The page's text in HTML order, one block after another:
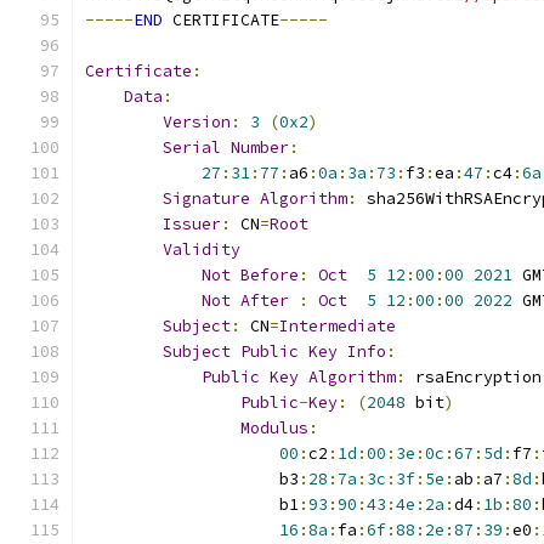
-----END CERTIFICATE-----
Certificate :
Data :
Version : 3 (0x2)
Serial Number:
27 : 31: 77 : a6 :0a : 3a : 73 : f3 :ea :47 :c4:6a
Signature Algorithm:
Issuer: CN=Root
Validity
Not Before : Oct 5 12 :00 :00 2021
Not After : Oct 5 12 :00 :00 2022
Subject: CN=Intermediate
Subject Public Key Info :
Public Key Algorithm:
rsaEncryption
Public-Key: (2048 bit)
Modulus :
00 :c2 : 1d :00 : 3e :0c :67 : 5d : f7 :
                    b3
: 28 : 7a : 3c : 3f: 5e : ab : a7 :8d :
                    b1
:93 :90 :43 :4e : 2a :d4: 1b :80 :
16 :8a : fa :6f:88 : 2e :87 : 39 :e0 :